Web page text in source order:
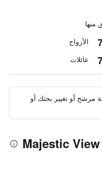
الأزواج
عائلات
مرشح أو تغيير بحثك أو